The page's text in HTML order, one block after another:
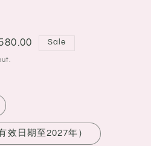
Sale
效日期至2027年）